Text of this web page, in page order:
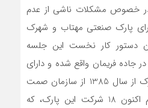
خصوص مشکلات ناشی از عدم
پارک صنعتی مهتاب و شهرک
دستور کار نخست این جلسه
جاده فریمان واقع شده و دارای
زمینی ملکی است. این پارک از سال 1385 از سازمان صمت
مجوز فعالیت گرفته و هم اکنون 18 شرکت این پارک، که